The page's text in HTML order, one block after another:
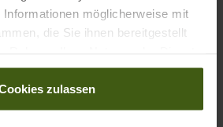
möglicherweise mit
die Sie ihnen bereitgestellt
zulassen
: